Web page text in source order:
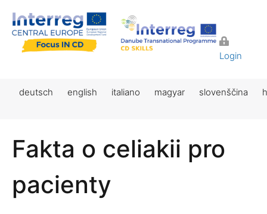
Login
deutsch english italiano magyar slovenščina
Fakta o celiakii pro
pacienty